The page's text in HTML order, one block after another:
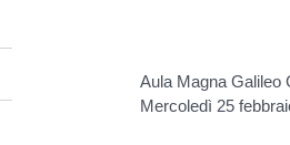
Aula Magna Galileo
Mercoledì 25